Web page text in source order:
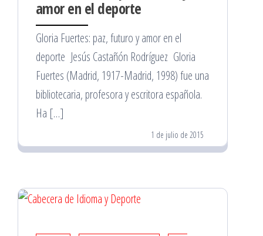
amor en el deporte
Gloria Fuertes: paz, futuro y amor en el
deporte Jesús Castañón Rodríguez Gloria
Fuertes (Madrid, 1917-Madrid, 1998) fue una
bibliotecaria, profesora y escritora española.
Ha […]
1 de julio de 2015